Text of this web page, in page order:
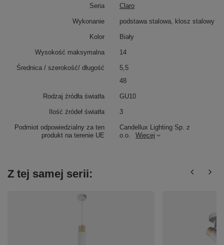
Podmiot odpowiedzialny za ten
produkt na terenie UE
Candellux Lighting Sp. z
o.o.
Więcej
Seria Claro
Wykonanie podstawa stalowa, klosz stalowy
Kolor Biały
Wysokość maksymalna 14
Średnica / szerokość/ długość
5,5
48
Rodzaj źródła światła GU10
Ilość źródeł światła 3
Z tej samej serii: